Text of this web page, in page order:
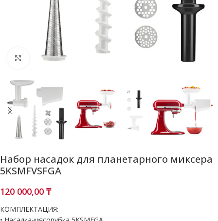
Нажмите, чтобы увеличить
Набор насадок для планетарного миксера
5KSMFVSFGA
120 000,00 ₸
КОМПЛЕКТАЦИЯ: